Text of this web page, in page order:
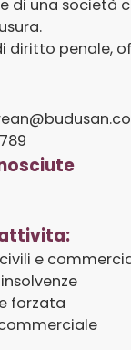
di una società
diritto penale,
e
forzata